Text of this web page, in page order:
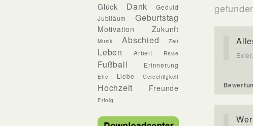
Glück Dank
Geduld
Jubiläum
Geburtstag
Motivation Zukunft
Musik Abschied Zeit
Leben Arbeit Reise
Fußball Erinnerung
Ehe Liebe Gerechtigkeit
Hochzeit Freunde
Erfolg